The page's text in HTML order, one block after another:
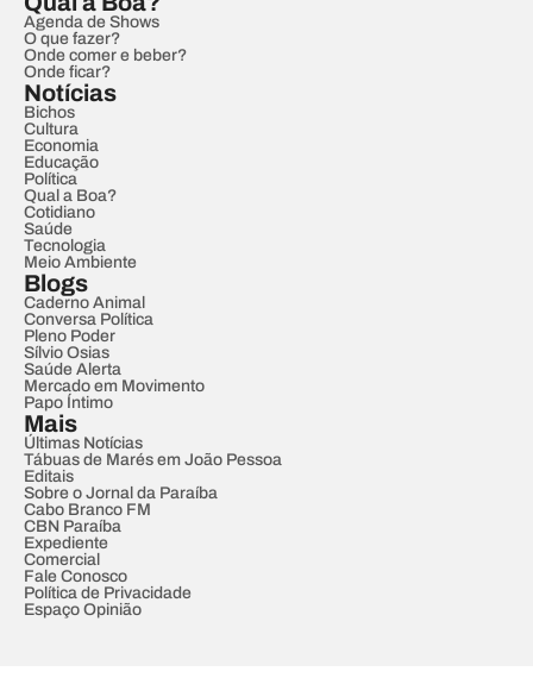
Agenda de Shows
O que fazer?
Onde comer e beber?
Onde ficar?
Notícias
Bichos
Cultura
Economia
Educação
Política
Qual a Boa?
Cotidiano
Saúde
Tecnologia
Meio Ambiente
Blogs
Caderno Animal
Conversa Política
Pleno Poder
Sílvio Osias
Saúde Alerta
Mercado em Movimento
Papo Íntimo
Mais
Últimas Notícias
Tábuas de Marés em João Pessoa
Editais
Sobre o Jornal da Paraíba
Cabo Branco FM
CBN Paraíba
Expediente
Comercial
Fale Conosco
Política de Privacidade
Espaço Opinião